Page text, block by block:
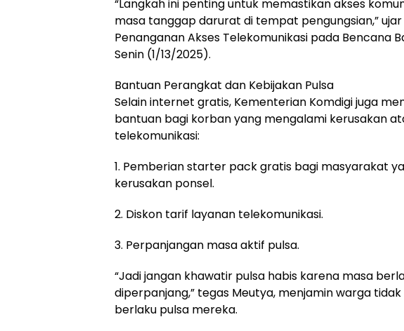
“Langkah ini penting untuk memastikan akses
masa tanggap darurat di tempat pengungsian,”
Penanganan Akses Telekomunikasi pada Bencana
Senin (1/13/2025).
Bantuan Perangkat dan Kebijakan Pulsa
Selain internet gratis, Kementerian Komdigi juga
bantuan bagi korban yang mengalami kerusakan
telekomunikasi:
1. Pemberian starter pack gratis bagi masyarakat
kerusakan ponsel.
2. Diskon tarif layanan telekomunikasi.
3. Perpanjangan masa aktif pulsa.
“Jadi jangan khawatir pulsa habis karena masa
diperpanjang,” tegas Meutya, menjamin warga
berlaku pulsa mereka.